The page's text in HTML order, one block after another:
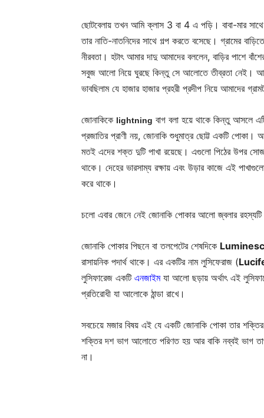
ছোটবেলায় তখন আমি ক্লাস 3 বা 4 এ পড়ি। বাবা-মার সাথে
তার নাতি-নাতনিদের সাথে গল্প করতে বসেছে। গ্রামের
নীরবতা। হটাৎ আমার দাদু আমাদের বললেন, বাড়ির পাশে
সবুজ আলো নিয়ে ঘুরছে কিন্তু সে আলোতে তীব্রতা নেই।
ভাবছিলাম যে হাজার হাজার প্রহরী প্রদীপ নিয়ে আমাদের
জোনাকিকে lightning বাগ বলা হয়ে থাকে কিন্তু আসলে
প্রজাতির প্রাণী নয়, জোনাকি শুধুমাত্র ছোট্ট একটি পোকা।
মতই এদের শক্ত দুটি পাখা রয়েছে। এগুলো পিঠের উপর
থাকে। দেহের ভারসাম্য রক্ষায় এবং উড়ার কাজে এই
করে থাকে।
চলো এবার জেনে নেই জোনাকি পোকার আলো জ্বলার
জোনাকি পোকার পিছনে বা তলপেটের শেষদিকে
রাসায়নিক পদার্থ থাকে। এর একটির নাম লুসিফেরাজ (
লুসিফারেজ একটি এনজাইমযা আলো ছড়ায় অর্থাৎ এই
প্রতিরোধী যা আলোকে ঠান্ডা রাখে।
সবচেয়ে মজার বিষয় এই যে একটি জোনাকি পোকা তার
শক্তির দশ ভাগ আলোতে পরিণত হয় আর বাকি নব্বই ভাগ
না।